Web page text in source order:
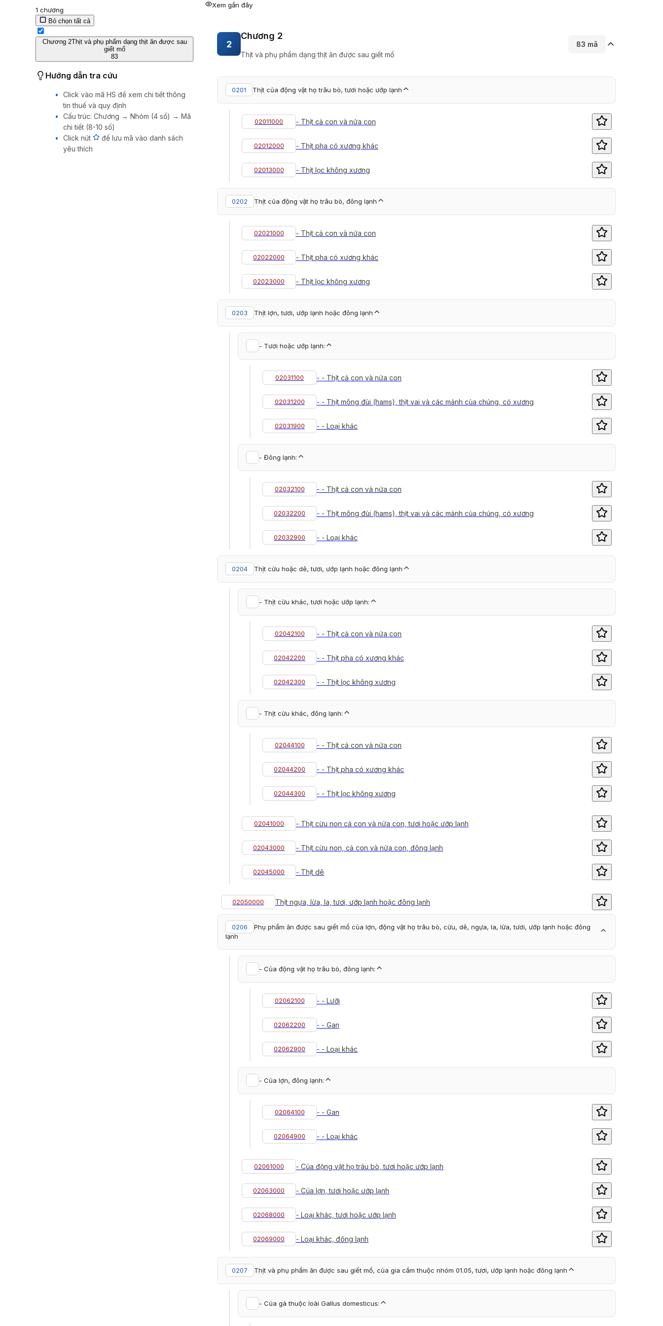
1 chương
Bỏ chọn tất cả
Chương 2Thịt và phụ phẩm dạng thịt ăn được sau
giết mổ
83
Hướng dẫn tra cứu
Click vào mã HS để xem chi tiết thông
tin thuế và quy định
Cấu trúc: Chương → Nhóm (4 số) → Mã
chi tiết (8-10 số)
Click nút
để lưu mã vào danh sách
yêu thích
Xem gần đây
2
Chương 2
Thịt và phụ phẩm dạng thịt ăn được sau giết mổ
83 mã
0201 Thịt của động vật họ trâu bò, tươi hoặc ướp lạnh
02011000 - Thịt cả con và nửa con
02012000 - Thịt pha có xương khác
02013000 - Thịt lọc không xương
0202 Thịt của động vật họ trâu bò, đông lạnh
02021000 - Thịt cả con và nửa con
02022000 - Thịt pha có xương khác
02023000 - Thịt lọc không xương
0203 Thịt lợn, tươi, ướp lạnh hoặc đông lạnh
- Tươi hoặc ướp lạnh:
02031100 - - Thịt cả con và nửa con
02031200 - - Thịt mông đùi (hams), thịt vai và các mảnh của chúng, có xương
02031900 - - Loại khác
- Đông lạnh:
02032100 - - Thịt cả con và nửa con
02032200 - - Thịt mông đùi (hams), thịt vai và các mảnh của chúng, có xương
02032900 - - Loại khác
0204 Thịt cừu hoặc dê, tươi, ướp lạnh hoặc đông lạnh
- Thịt cừu khác, tươi hoặc ướp lạnh:
02042100 - - Thịt cả con và nửa con
02042200 - - Thịt pha có xương khác
02042300 - - Thịt lọc không xương
- Thịt cừu khác, đông lạnh:
02044100 - - Thịt cả con và nửa con
02044200 - - Thịt pha có xương khác
02044300 - - Thịt lọc không xương
02041000 - Thịt cừu non cả con và nửa con, tươi hoặc ướp lạnh
02043000 - Thịt cừu non, cả con và nửa con, đông lạnh
02045000 - Thịt dê
02050000 Thịt ngựa, lừa, la, tươi, ướp lạnh hoặc đông lạnh
0206
Phụ phẩm ăn được sau giết mổ của lợn, động vật họ trâu bò, cừu, dê, ngựa, la, lừa, tươi, ướp lạnh hoặc đông
lạnh
- Của động vật họ trâu bò, đông lạnh:
02062100 - - Lưỡi
02062200 - - Gan
02062900 - - Loại khác
- Của lợn, đông lạnh:
02064100 - - Gan
02064900 - - Loại khác
02061000 - Của động vật họ trâu bò, tươi hoặc ướp lạnh
02063000 - Của lợn, tươi hoặc ướp lạnh
02068000 - Loại khác, tươi hoặc ướp lạnh
02069000 - Loại khác, đông lạnh
0207 Thịt và phụ phẩm ăn được sau giết mổ, của gia cầm thuộc nhóm 01.05, tươi, ướp lạnh hoặc đông lạnh
- Của gà thuộc loài Gallus domesticus: